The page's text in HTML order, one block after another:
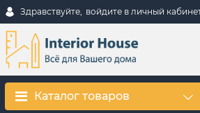
Здравствуйте, войдите в личный
Каталог товаров